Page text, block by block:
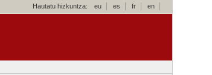
Hautatu hizkuntza: eu es fr en